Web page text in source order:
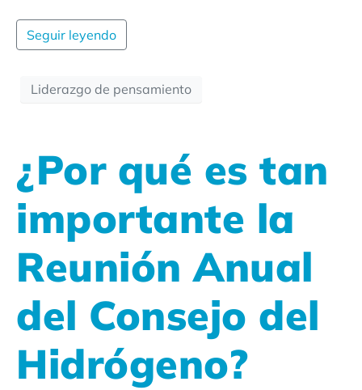
Seguir leyendo
Liderazgo de pensamiento
¿Por qué es tan
importante la
Reunión Anual
del Consejo del
Hidrógeno?